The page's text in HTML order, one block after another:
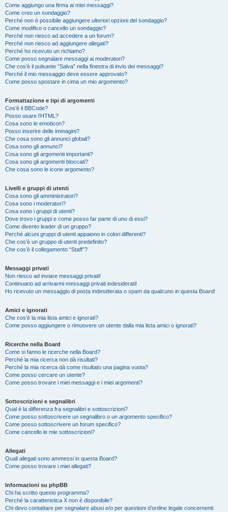
Come aggiungo una firma ai miei messaggi?
Come creo un sondaggio?
Perché non è possibile aggiungere ulteriori opzioni del sondaggio?
Come modifico o cancello un sondaggio?
Perché non riesco ad accedere a un forum?
Perché non riesco ad aggiungere allegati?
Perché ho ricevuto un richiamo?
Come posso segnalare messaggi ai moderatori?
Che cos’è il pulsante “Salva” nella finestra di invio dei messaggi?
Perché il mio messaggio deve essere approvato?
Come posso spostare in cima un mio argomento?
Formattazione e tipi di argomenti
Cos’è il BBCode?
Posso usare l’HTML?
Cosa sono le emoticon?
Posso inserire delle immagini?
Che cosa sono gli annunci globali?
Cosa sono gli annunci?
Cosa sono gli argomenti importanti?
Cosa sono gli argomenti bloccati?
Che cosa sono le icone argomento?
Livelli e gruppi di utenti
Cosa sono gli amministratori?
Cosa sono i moderatori?
Cosa sono i gruppi di utenti?
Dove trovo i gruppi e come posso far parte di uno di essi?
Come divento leader di un gruppo?
Perché alcuni gruppi di utenti appaiono in colori differenti?
Che cos’è un gruppo di utenti predefinito?
Che cos’è il collegamento “Staff”?
Messaggi privati
Non riesco ad inviare messaggi privati!
Continuano ad arrivarmi messaggi privati indesiderati!
Ho ricevuto un messaggio di posta indesiderata o spam da qualcuno in questa Board!
Amici e ignorati
Che cos’è la mia lista amici e ignorati?
Come posso aggiungere o rimuovere un utente dalla mia lista amici o ignorati?
Ricerche nella Board
Come si fanno le ricerche nella Board?
Perché la mia ricerca non dà risultati?
Perché la mia ricerca dà come risultato una pagina vuota?
Come posso cercare un utente?
Come posso trovare i miei messaggi e i miei argomenti?
Sottoscrizioni e segnalibri
Qual è la differenza fra segnalibri e sottoscrizioni?
Come posso sottoscrivere un segnalibro o un argomento specifico?
Come posso sottoscrivere un forum specifico?
Come cancello le mie sottoscrizioni?
Allegati
Quali allegati sono ammessi in questa Board?
Come posso trovare i miei allegati?
Informazioni su phpBB
Chi ha scritto questo programma?
Perché la caratteristica X non è disponibile?
Chi devo contattare per segnalare abusi e/o per questioni d’ordine legale concernenti